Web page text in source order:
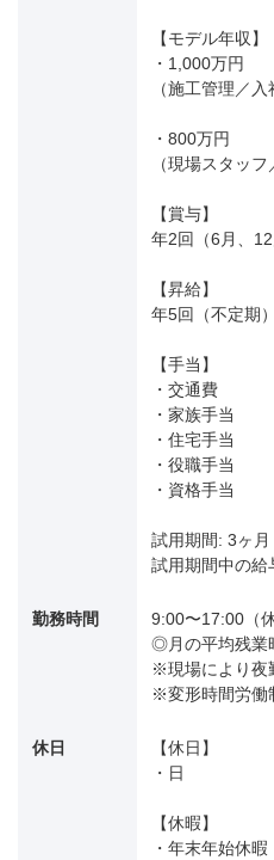
【モデル年収】
・1,000万円
（施工管理／
・800万円
（現場スタッ
【賞与】
年2回（6月、12
【昇給】
年5回（不定期）
【手当】
・交通費
・家族手当
・住宅手当
・役職手当
・資格手当
試用期間: 3ヶ月
試用期間中の給
勤務時間
9:00〜17:00（
◎月の平均残業
※現場により夜
※変形時間労働
休日
【休日】
・日
【休暇】
・年末年始休暇